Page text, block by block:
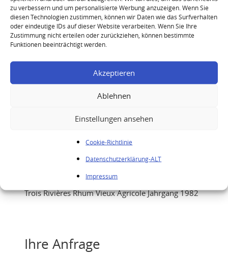
zu verbessern und um personalisierte Werbung anzuzeigen. Wenn Sie
diesen Technologien zustimmen, können wir Daten wie das Surfverhalten
oder eindeutige IDs auf dieser Website verarbeiten. Wenn Sie Ihre
Zustimmung nicht erteilen oder zurückziehen, können bestimmte
Funktionen beeinträchtigt werden.
Akzeptieren
Ablehnen
Einstellungen ansehen
Cookie-Richtlinie
Datenschutzerklärung-ALT
Impressum
Trois Rivières Rhum Vieux Agricole Jahrgang 1982
Ihre Anfrage